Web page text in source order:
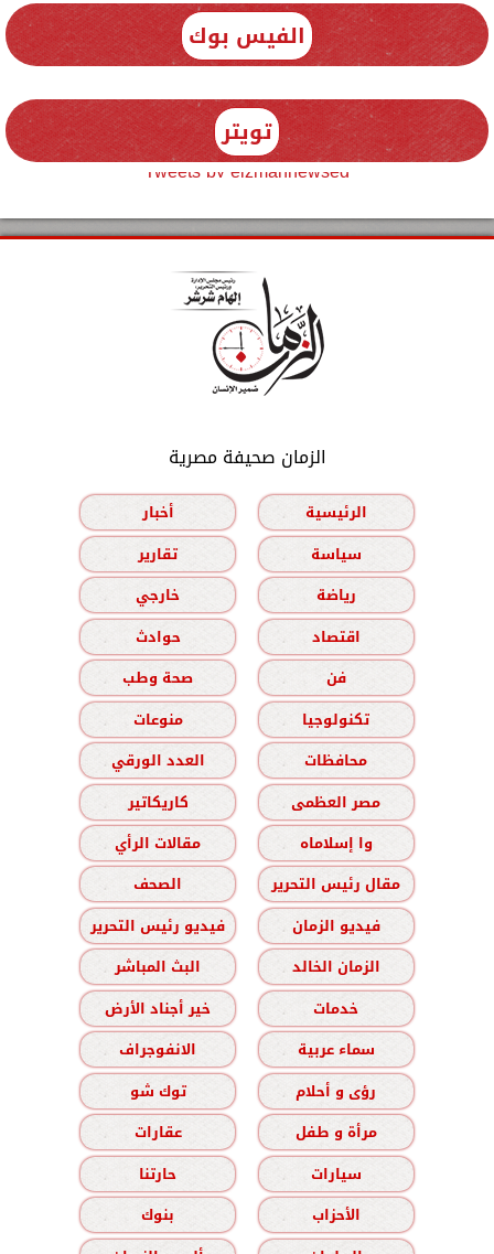
الفيس بوك
تويتر
Tweets by elzmannewseg
الزمان صحيفة مصرية
الرئيسية
أخبار
سياسة
تقارير
رياضة
خارجي
اقتصاد
حوادث
فن
صحة وطب
تكنولوجيا
منوعات
محافظات
العدد الورقي
مصر العظمى
كاريكاتير
وا إسلاماه
مقالات الرأي
مقال رئيس التحرير
الصحف
فيديو الزمان
فيديو رئيس التحرير
الزمان الخالد
البث المباشر
خدمات
خير أجناد الأرض
سماء عربية
الانفوجراف
رؤى و أحلام
توك شو
مرأة و طفل
عقارات
سيارات
حارتنا
الأحزاب
بنوك